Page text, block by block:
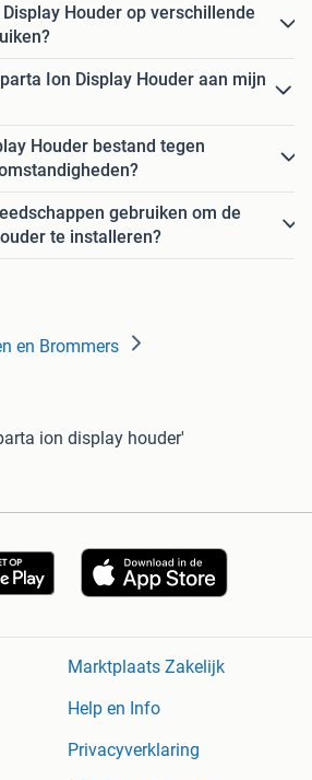
Houder op verschillende
Ion Display Houder aan mijn
Houder bestand tegen
gebruiken om de
te installeren?
en Brommers
ion display houder'
Marktplaats Zakelijk
Help en Info
Privacyverklaring